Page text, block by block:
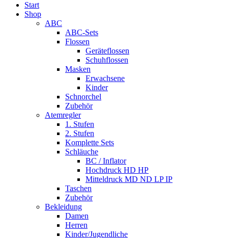
Start
Shop
ABC
ABC-Sets
Flossen
Geräteflossen
Schuhflossen
Masken
Erwachsene
Kinder
Schnorchel
Zubehör
Atemregler
1. Stufen
2. Stufen
Komplette Sets
Schläuche
BC / Inflator
Hochdruck HD HP
Mitteldruck MD ND LP IP
Taschen
Zubehör
Bekleidung
Damen
Herren
Kinder/Jugendliche